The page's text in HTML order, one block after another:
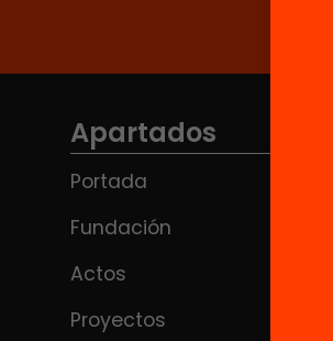
Apartados
Portada
Fundación
Actos
Proyectos